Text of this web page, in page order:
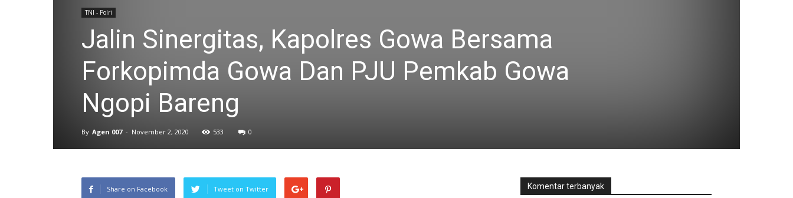
TNI - Polri
Jalin Sinergitas, Kapolres Gowa Bersama
Forkopimda Gowa Dan PJU Pemkab Gowa
Ngopi Bareng
By Agen 007 - November 2, 2020 533 0
Share on Facebook Tweet on Twitter Komentar terbanyak